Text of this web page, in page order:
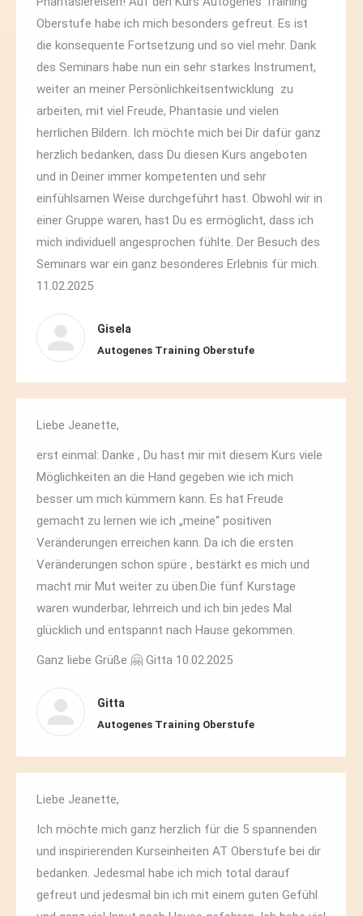
Oberstufe habe ich mich besonders gefreut. Es ist
die konsequente Fortsetzung und so viel mehr. Dank
des Seminars habe nun ein sehr starkes Instrument,
weiter an meiner Persönlichkeitsentwicklung zu
arbeiten, mit viel Freude, Phantasie und vielen
herrlichen Bildern. Ich möchte mich bei Dir dafür ganz
herzlich bedanken, dass Du diesen Kurs angeboten
und in Deiner immer kompetenten und sehr
einfühlsamen Weise durchgeführt hast. Obwohl wir in
einer Gruppe waren, hast Du es ermöglicht, dass ich
mich individuell angesprochen fühlte. Der Besuch des
Seminars war ein ganz besonderes Erlebnis für mich.
11.02.2025
Gisela
Autogenes Training Oberstufe
Liebe Jeanette,
erst einmal: Danke , Du hast mir mit diesem Kurs viele
Möglichkeiten an die Hand gegeben wie ich mich
besser um mich kümmern kann. Es hat Freude
gemacht zu lernen wie ich „meine“ positiven
Veränderungen erreichen kann. Da ich die ersten
Veränderungen schon spüre , bestärkt es mich und
macht mir Mut weiter zu üben.Die fünf Kurstage
waren wunderbar, lehrreich und ich bin jedes Mal
glücklich und entspannt nach Hause gekommen.
Ganz liebe Grüße 🤗 Gitta 10.02.2025
Gitta
Autogenes Training Oberstufe
Liebe Jeanette,
Ich möchte mich ganz herzlich für die 5 spannenden
und inspirierenden Kurseinheiten AT Oberstufe bei dir
bedanken. Jedesmal habe ich mich total darauf
gefreut und jedesmal bin ich mit einem guten Gefühl